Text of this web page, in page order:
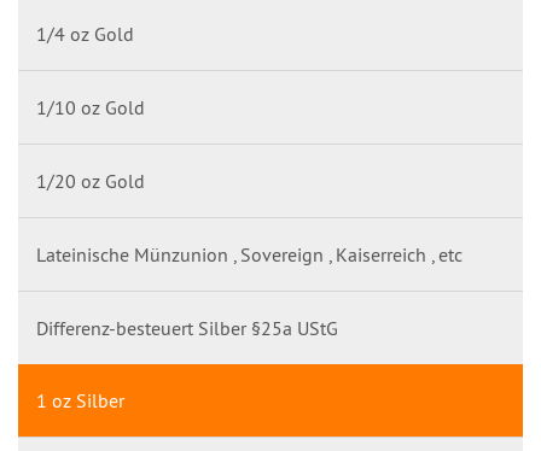
1/4 oz Gold
1/10 oz Gold
1/20 oz Gold
Lateinische Münzunion , Sovereign , Kaiserreich , etc
Differenz-besteuert Silber §25a UStG
1 oz Silber